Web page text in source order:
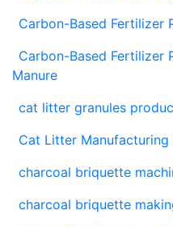
Carbon-Based Fertilizer
Carbon-Based Fertilizer
Manure
cat litter granules
Cat Litter Manufacturing
charcoal briquette
charcoal briquette